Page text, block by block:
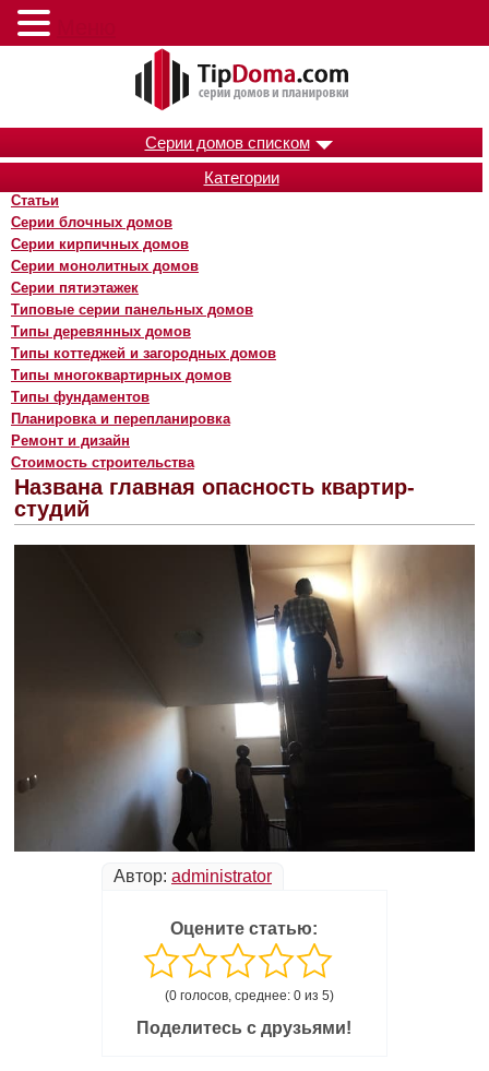
Серии домов списком
Категории
Статьи
Серии блочных домов
Серии кирпичных домов
Серии монолитных домов
Серии пятиэтажек
Типовые серии панельных домов
Типы деревянных домов
Типы коттеджей и загородных домов
Типы многоквартирных домов
Типы фундаментов
Планировка и перепланировка
Ремонт и дизайн
Стоимость строительства
Названа главная опасность квартир-
студий
Автор: administrator
Оцените статью:
(0 голосов, среднее: 0 из 5)
Поделитесь с друзьями!